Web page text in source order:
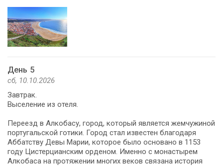
День 5
сб, 10.10.2026
Завтрак.
Выселение из отеля.
Переезд в Алкобасу, город, который является жемчужиной
португальской готики. Город стал известен благодаря
Аббатству Девы Марии, которое было основано в 1153
году Цистерцианским орденом. Именно с монастырем
Алкобаса на протяжении многих веков связана история